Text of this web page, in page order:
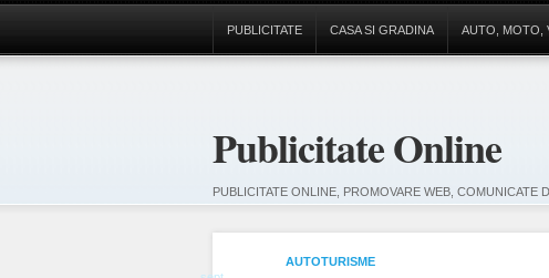
Publicitate Online
PUBLICITATE ONLINE, PROMOVARE WEB, COMUNICATE
PUBLICITATE CASA SI GRADINA AUTO, MOTO,
AUTOTURISME